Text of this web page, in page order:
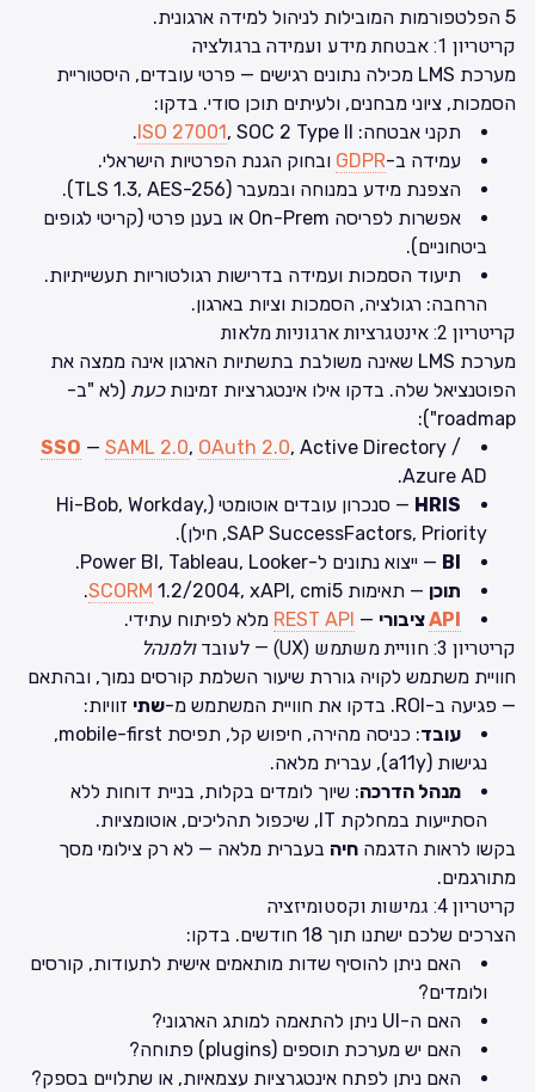
5 הפלטפורמות המובילות לניהול למידה ארגונית
.
קריטריון 1: אבטחת מידע ועמידה ברגולציה
מערכת LMS מכילה נתונים רגישים — פרטי עובדים, היסטוריית
הסמכות, ציוני מבחנים, ולעיתים תוכן סודי. בדקו:
תקני אבטחה:
ISO 27001, SOC 2 Type II.
עמידה ב-GDPR ובחוק הגנת הפרטיות הישראלי.
הצפנת מידע במנוחה ובמעבר (TLS 1.3, AES-256).
אפשרות לפריסה On-Prem או בענן פרטי (קריטי לגופים
ביטחוניים).
תיעוד הסמכות ועמידה בדרישות רגולטוריות תעשייתיות.
הרחבה: רגולציה, הסמכות וציות בארגון.
קריטריון 2: אינטגרציות ארגוניות מלאות
מערכת LMS שאינה משולבת בתשתיות הארגון אינה ממצה את
הפוטנציאל שלה. בדקו אילו אינטגרציות זמינותכעת (לא "ב-
roadmap"):
SSO — SAML 2.0, OAuth 2.0, Active Directory /
Azure AD.
HRIS
— סנכרון עובדים אוטומטי (Hi-Bob, Workday,
SAP SuccessFactors, Priority, חילן).
BI — ייצוא נתונים ל-Power BI, Tableau, Looker.
תוכן — תאימות SCORM 1.2/2004, xAPI, cmi5.
APIציבורי —
REST API מלא לפיתוח עתידי.
קריטריון 3: חוויית משתמש (UX) — לעובד ולמנהל
חוויית משתמש לקויה גוררת שיעור השלמת קורסים נמוך, ובהתאם
— פגיעה ב-ROI. בדקו את חוויית המשתמש מ-
שתי זוויות:
עובד
: כניסה מהירה, חיפוש קל, תפיסת mobile-first,
נגישות (a11y), עברית מלאה.
מנהל הדרכה: שיוך לומדים בקלות, בניית דוחות ללא
הסתייעות במחלקת IT, שיכפול תהליכים, אוטומציות.
בקשו לראות הדגמה חיה בעברית מלאה — לא רק צילומי מסך
מתורגמים.
קריטריון 4: גמישות וקסטומיזציה
הצרכים שלכם ישתנו תוך 18 חודשים. בדקו:
האם ניתן להוסיף שדות מותאמים אישית לתעודות, קורסים
ולומדים?
האם ה-UI ניתן להתאמה למותג הארגוני?
האם יש מערכת תוספים (plugins) פתוחה?
האם ניתן לפתח אינטגרציות עצמאיות, או שתלויים בספק?